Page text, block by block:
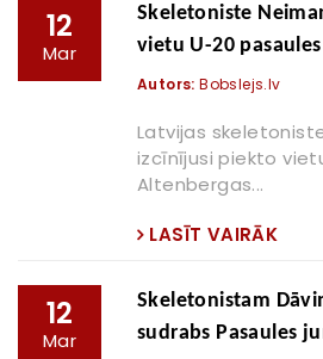
12
Mar
Skeletoniste
vietu U-20
Autors: Bobslejs.lv
Latvijas
izcīnījusi piekto
Altenbergas...
LASĪT VAIRĀK
12
Mar
Skeletonistam
sudrabs Pasaules